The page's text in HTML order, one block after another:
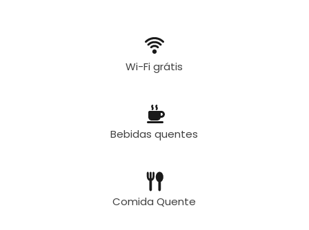
Wi-Fi grátis
Bebidas quentes
Comida Quente